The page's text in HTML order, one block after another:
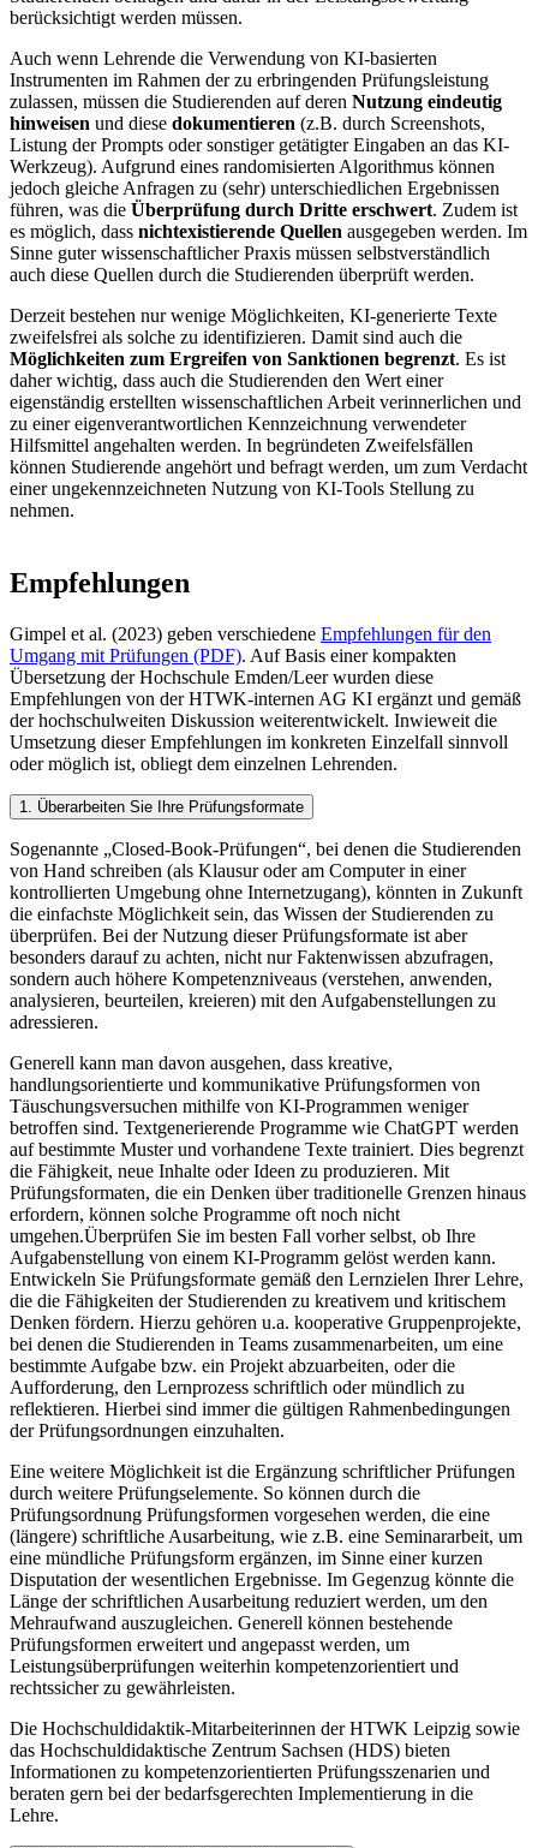
berücksichtigt werden müssen.
Auch wenn Lehrende die Verwendung von KI-basierten
Instrumenten im Rahmen der zu erbringenden Prüfungsleistung
zulassen, müssen die Studierenden auf deren Nutzung eindeutig
hinweisen und diese dokumentieren (z.B. durch Screenshots,
Listung der Prompts oder sonstiger getätigter Eingaben an das KI-
Werkzeug). Aufgrund eines randomisierten Algorithmus können
jedoch gleiche Anfragen zu (sehr) unterschiedlichen Ergebnissen
führen, was die Überprüfung durch Dritte erschwert. Zudem ist
es möglich, dass nichtexistierende Quellen ausgegeben werden. Im
Sinne guter wissenschaftlicher Praxis müssen selbstverständlich
auch diese Quellen durch die Studierenden überprüft werden.
Derzeit bestehen nur wenige Möglichkeiten, KI-generierte Texte
zweifelsfrei als solche zu identifizieren. Damit sind auch die
Möglichkeiten zum Ergreifen von Sanktionen begrenzt. Es ist
daher wichtig, dass auch die Studierenden den Wert einer
eigenständig erstellten wissenschaftlichen Arbeit verinnerlichen und
zu einer eigenverantwortlichen Kennzeichnung verwendeter
Hilfsmittel angehalten werden. In begründeten Zweifelsfällen
können Studierende angehört und befragt werden, um zum Verdacht
einer ungekennzeichneten Nutzung von KI-Tools Stellung zu
nehmen.
Empfehlungen
Gimpel et al. (2023) geben verschiedene Empfehlungen für den
Umgang mit Prüfungen (PDF). Auf Basis einer kompakten
Übersetzung der Hochschule Emden/Leer wurden diese
Empfehlungen von der HTWK-internen AG KI ergänzt und gemäß
der hochschulweiten Diskussion weiterentwickelt. Inwieweit die
Umsetzung dieser Empfehlungen im konkreten Einzelfall sinnvoll
oder möglich ist, obliegt dem einzelnen Lehrenden.
1. Überarbeiten Sie Ihre Prüfungsformate
Sogenannte „Closed-Book-Prüfungen“, bei denen die Studierenden
von Hand schreiben (als Klausur oder am Computer in einer
kontrollierten Umgebung ohne Internetzugang), könnten in Zukunft
die einfachste Möglichkeit sein, das Wissen der Studierenden zu
überprüfen. Bei der Nutzung dieser Prüfungsformate ist aber
besonders darauf zu achten, nicht nur Faktenwissen abzufragen,
sondern auch höhere Kompetenzniveaus (verstehen, anwenden,
analysieren, beurteilen, kreieren) mit den Aufgabenstellungen zu
adressieren.
Generell kann man davon ausgehen, dass kreative,
handlungsorientierte und kommunikative Prüfungsformen von
Täuschungsversuchen mithilfe von KI-Programmen weniger
betroffen sind. Textgenerierende Programme wie ChatGPT werden
auf bestimmte Muster und vorhandene Texte trainiert. Dies begrenzt
die Fähigkeit, neue Inhalte oder Ideen zu produzieren. Mit
Prüfungsformaten, die ein Denken über traditionelle Grenzen hinaus
erfordern, können solche Programme oft noch nicht
umgehen.Überprüfen Sie im besten Fall vorher selbst, ob Ihre
Aufgabenstellung von einem KI-Programm gelöst werden kann.
Entwickeln Sie Prüfungsformate gemäß den Lernzielen Ihrer Lehre,
die die Fähigkeiten der Studierenden zu kreativem und kritischem
Denken fördern. Hierzu gehören u.a. kooperative Gruppenprojekte,
bei denen die Studierenden in Teams zusammenarbeiten, um eine
bestimmte Aufgabe bzw. ein Projekt abzuarbeiten, oder die
Aufforderung, den Lernprozess schriftlich oder mündlich zu
reflektieren. Hierbei sind immer die gültigen Rahmenbedingungen
der Prüfungsordnungen einzuhalten.
Eine weitere Möglichkeit ist die Ergänzung schriftlicher Prüfungen
durch weitere Prüfungselemente. So können durch die
Prüfungsordnung Prüfungsformen vorgesehen werden, die eine
(längere) schriftliche Ausarbeitung, wie z.B. eine Seminararbeit, um
eine mündliche Prüfungsform ergänzen, im Sinne einer kurzen
Disputation der wesentlichen Ergebnisse. Im Gegenzug könnte die
Länge der schriftlichen Ausarbeitung reduziert werden, um den
Mehraufwand auszugleichen. Generell können bestehende
Prüfungsformen erweitert und angepasst werden, um
Leistungsüberprüfungen weiterhin kompetenzorientiert und
rechtssicher zu gewährleisten.
Die Hochschuldidaktik-Mitarbeiterinnen der HTWK Leipzig sowie
das Hochschuldidaktische Zentrum Sachsen (HDS) bieten
Informationen zu kompetenzorientierten Prüfungsszenarien und
beraten gern bei der bedarfsgerechten Implementierung in die
Lehre.